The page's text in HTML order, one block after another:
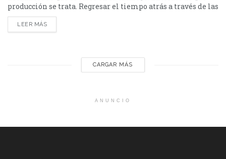
producción se trata. Regresar el tiempo atrás a través de las
producciones, no está tan mal. Y eso Netflix lo sabe. Si bien
la plataforma de streaming busca innovar a través de sus
LEER MÁS
CARGAR MÁS
ANUNCIO